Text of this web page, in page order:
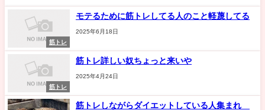
筋トレ
モテるために筋トレしてる人のこと軽蔑してる
2025年6月18日
筋トレ
筋トレ詳しい奴ちょっと来いや
2025年4月24日
筋トレしながらダイエットしている人集まれ